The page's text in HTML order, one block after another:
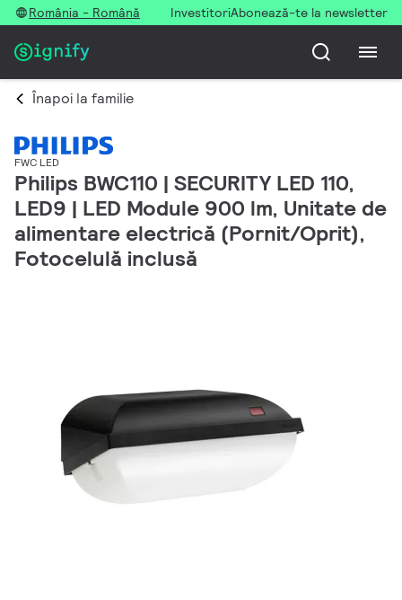
România - Română InvestitoriAbonează-te la newsletter
Înapoi la familie
FWC LED
Philips BWC110 | SECURITY LED 110,
LED9 | LED Module 900 lm, Unitate de
alimentare electrică (Pornit/Oprit),
Fotocelulă inclusă